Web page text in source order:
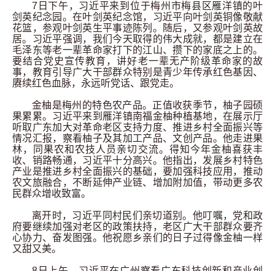
7 日下午，习近平来到位于梅州市梅县区雁洋镇的叶
剑英纪念园。在叶剑英纪念馆，习近平向叶剑英铜像敬献
花篮，参观叶剑英生平事迹陈列。随后，又参观叶剑英故
居。习近平强调，我们今天取得的伟大成就，都是建立在
毛泽东等老一辈革命家打下的江山、攒下的家底之上的。
要结合党史宣传教育，讲好老一辈无产阶级革命家的故
事，教育引导广大干部群众特别是青少年传承红色基因、
赓续红色血脉，永远听党话、跟党走。
金柚是梅州的特色农产品。正值收获季节，柚子园硕
果累累。习近平来到雁洋镇南福金柚种植基地，在展示厅
听取广东加大对革命老区支持力度、推进乡村全面振兴等
情况汇报，察看柚子及其加工产品、文创产品。他走进果
林，同果农和农技人员亲切交流。得知今年金柚喜获丰
收、销路畅通，习近平十分高兴。他指出，发展乡村特色
产业是推进乡村全面振兴的基础，要加强科技应用，推动
农文旅融合，不断延伸产业链、增加附加值，带动更多农
民群众增收致富。
离开时，习近平同村民们亲切道别。他叮嘱，党和政
府要继续加强对老区的政策扶持，老区广大干部群众要齐
心协力、奋发图强。他祝愿乡亲们的日子过得像金柚一样
又甜又美。